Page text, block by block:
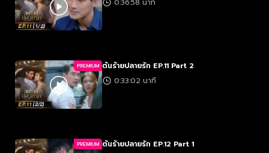
0:36:58 นาที
PREMIUM ต้นร้ายปลายรัก EP.11 Part 2
0:33:02 นาที
PREMIUM ต้นร้ายปลายรัก EP.12 Part 1